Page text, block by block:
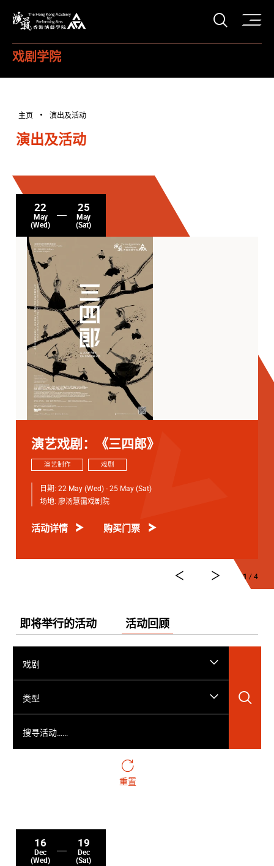
打开
戏剧学院
主页 演出及活动
演出及活动
22
May
(Wed)
25
May
(Sat)
演艺戏剧：《三四郎》
演艺制作 戏剧
日期: 22 May (Wed) - 25 May (Sat)
场地: 廖汤慧霭戏剧院
活动详情 购买门票
1 / 4
即将举行的活动 活动回顾
戏剧
类型
重置
16
Dec
(Wed)
19
Dec
(Sat)